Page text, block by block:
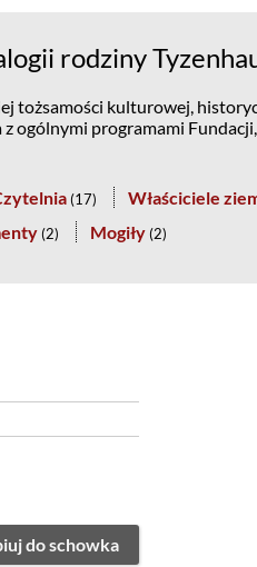
rodziny
tożsamości kulturowej,
ogólnymi programami
(17) Właściciele
(2) Mogiły (2)
do schowka